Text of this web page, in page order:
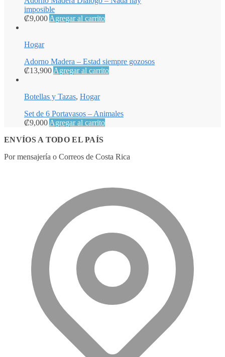
imposible
₡9,000 Agregar al carrito
Hogar
Adorno Madera – Estad siempre gozosos
₡13,900 Agregar al carrito
Botellas y Tazas, Hogar
Set de 6 Portavasos – Animales
₡9,000 Agregar al carrito
ENVÍOS A TODO EL PAÍS
Por mensajería o Correos de Costa Rica